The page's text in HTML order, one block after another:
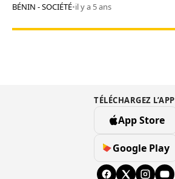
BÉNIN - SOCIÉTÉ•il y a 5 ans
TÉLÉCHARGEZ L’APP
App Store
Google Play